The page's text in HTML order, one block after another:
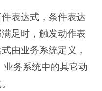
表达式，条件表达
足时，触发动作表
由业务系统定义，
务系统中的其它动